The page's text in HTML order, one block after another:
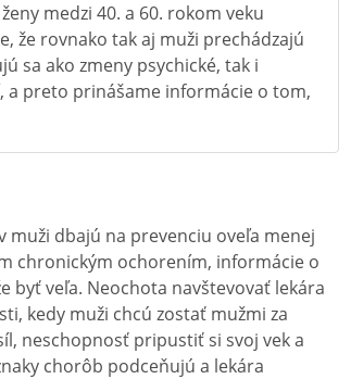
medzi 40. a 60. rokom veku
že rovnako tak aj muži prechádzajú
sa ako zmeny psychické, tak i
a preto prinášame informácie o tom,
dbajú na prevenciu oveľa menej
chronickým ochorením, informácie o
byť veľa. Neochota navštevovať lekára
kedy muži chcú zostať mužmi za
neschopnosť pripustiť si svoj vek a
chorôb podceňujú a lekára